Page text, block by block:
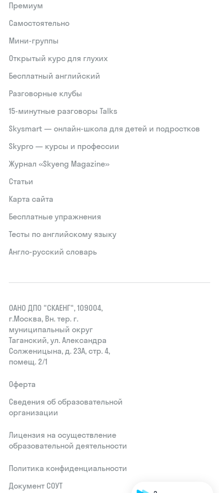
Премиум
Самостоятельно
Мини-группы
Открытый курс для глухих
Бесплатный английский
Разговорные клубы
15‑минутные разговоры Talks
Skysmart — онлайн-школа для детей и подростков
Skypro — курсы и профессии
Журнал «Skyeng Magazine»
Статьи
Карта сайта
Бесплатные упражнения
Тесты по английскому языку
Англо-русский словарь
ОАНО ДПО "СКАЕНГ", 109004,
г.Москва, Вн. тер. г.
муниципальный округ
Таганский, ул. Александра
Солженицына, д. 23А, стр. 4,
помещ. 2/1
Оферта
Сведения об образовательной
организации
Лицензия на осуществление
образовательной деятельности
Политика конфиденциальности
Документ СОУТ